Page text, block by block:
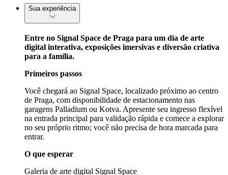
Sua experiência
Entre no Signal Space de Praga para um dia de arte
digital interativa, exposições imersivas e diversão criativa
para a família.
Primeiros passos
Você chegará ao Signal Space, localizado próximo ao centro
de Praga, com disponibilidade de estacionamento nas
garagens Palladium ou Kotva. Apresente seu ingresso flexível
na entrada principal para validação rápida e comece a explorar
no seu próprio ritmo; você não precisa de hora marcada para
entrar.
O que esperar
Galeria de arte digital Signal Space